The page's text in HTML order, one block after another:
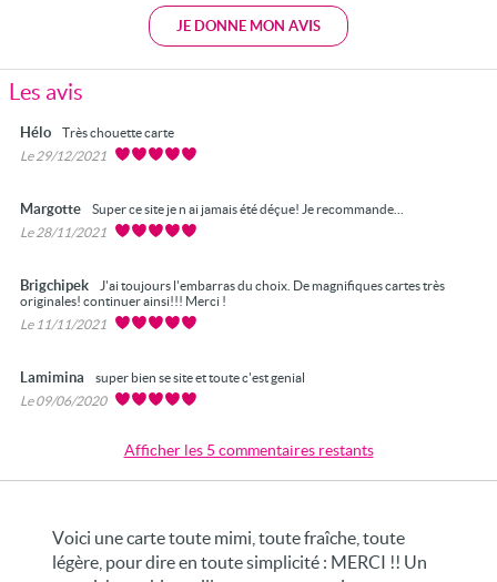
JE DONNE MON AVIS
Les avis
Hélo
Très chouette carte
Le 29/12/2021
Margotte
Super ce site je n ai jamais été déçue! Je recommande...
Le 28/11/2021
Brigchipek
J'ai toujours l'embarras du choix. De magnifiques cartes très
originales! continuer ainsi!!! Merci !
Le 11/11/2021
Lamimina
super bien se site et toute c'est genial
Le 09/06/2020
Afficher les 5 commentaires restants
Voici une carte toute mimi, toute fraîche, toute
légère, pour dire en toute simplicité : MERCI !! Un